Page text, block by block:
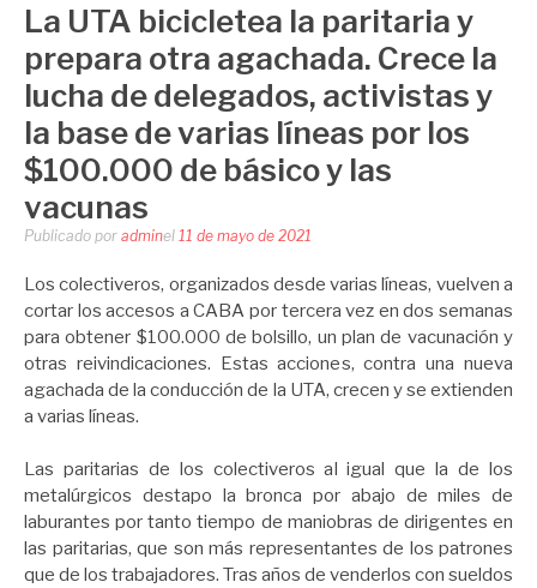
La UTA bicicletea la paritaria y
prepara otra agachada. Crece la
lucha de delegados, activistas y
la base de varias líneas por los
$100.000 de básico y las
vacunas
Publicado por adminel 11 de mayo de 2021
Los colectiveros, organizados desde varias líneas, vuelven a
cortar los accesos a CABA por tercera vez en dos semanas
para obtener $100.000 de bolsillo, un plan de vacunación y
otras reivindicaciones. Estas acciones, contra una nueva
agachada de la conducción de la UTA, crecen y se extienden
a varias líneas.
Las paritarias de los colectiveros al igual que la de los
metalúrgicos destapo la bronca por abajo de miles de
laburantes por tanto tiempo de maniobras de dirigentes en
las paritarias, que son más representantes de los patrones
que de los trabajadores. Tras años de venderlos con sueldos